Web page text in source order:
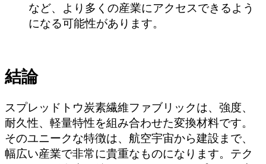
など、より多くの産業にアクセスできるよう
になる可能性があります。
結論
スプレッドトウ炭素繊維ファブリックは、強度、
耐久性、軽量特性を組み合わせた変換材料です。
そのユニークな特徴は、航空宇宙から建設まで、
幅広い産業で非常に貴重なものになります。テク